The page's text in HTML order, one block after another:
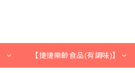
【捷捷樂齡食品(有調味)】